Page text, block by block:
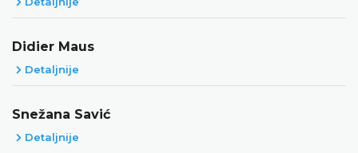
Didier Maus
Detaljnije
Snežana Savić
Detaljnije